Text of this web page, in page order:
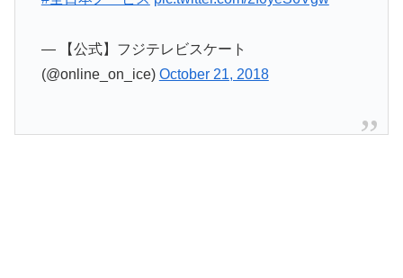
— 【公式】フジテレビスケート
(@online_on_ice) October 21, 2018